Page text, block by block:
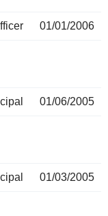
01/01/2006
01/06/2005
01/03/2005